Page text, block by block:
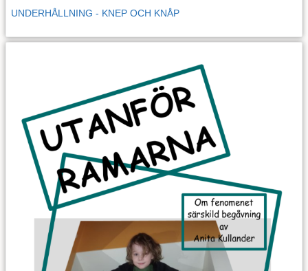
UNDERHÅLLNING - KNEP OCH KNÅP